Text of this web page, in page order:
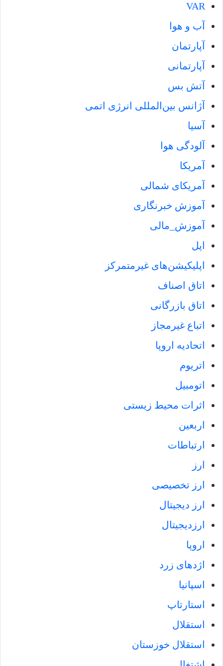
VAR
آب و هوا
آپارتمان
آپارتمانی
آتش بس
آژانس بین‌المللی انرژی اتمی
آسیا
آلودگی هوا
آمریکا
آمریکای شمالی
آموزش خبرنگاری
آموزش_مالی
اپل
اپلیکیشن‌های غیرمتمرکز
اتاق اصناف
اتاق بازرگانی
اتباع غیرمجاز
اتحادیه اروپا
اتریوم
اتومبیل
اثرات محیط زیستی
اربعین
ارتباطات
ارز
ارز تخصیصی
ارز دیجیتال
ارزدیجیتال
اروپا
اژدهای زرد
اسپانیا
استارتاپ
استقلال
استقلال خوزستان